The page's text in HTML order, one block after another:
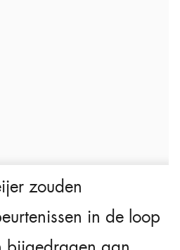
zouden
in de loop